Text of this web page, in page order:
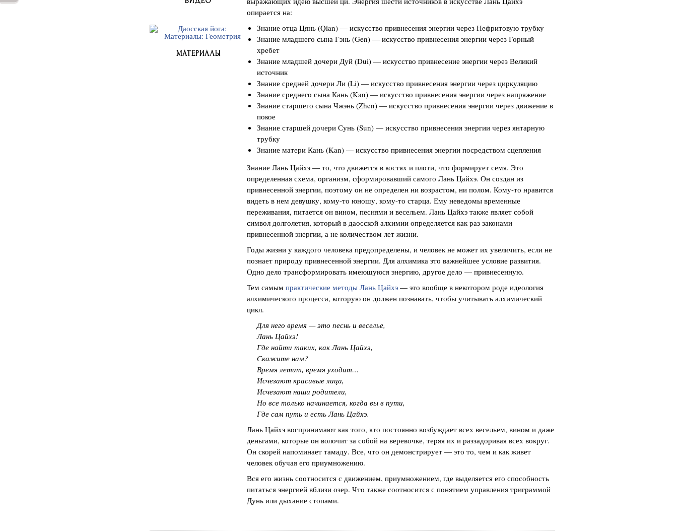
МАТЕРИАЛЫ
опирается на:
Знание отца Цянь (Qian) — искусство привнесения энергии через Нефритовую трубку
Знание младшего сына Гэнь (Gen) — искусство привнесения энергии через Горный
хребет
Знание младшей дочери Дуй (Dui) — искусство привнесение энергии через Великий
источник
Знание средней дочери Ли (Li) — искусство привнесения энергии через циркуляцию
Знание среднего сына Кань (Kan) — искусство привнесения энергии через напряжение
Знание старшего сына Чжэнь (Zhen) — искусство привнесения энергии через движение в
покое
Знание старшей дочери Сунь (Sun) — искусство привнесения энергии через янтарную
трубку
Знание матери Кань (Kan) — искусство привнесения энергии посредством сцепления
Знание Лань Цайхэ — то, что движется в костях и плоти, что формирует семя. Это
определенная схема, организм, сформировавший самого Лань Цайхэ. Он создан из
привнесенной энергии, поэтому он не определен ни возрастом, ни полом. Кому-то нравится
видеть в нем девушку, кому-то юношу, кому-то старца. Ему неведомы временные
переживания, питается он вином, песнями и весельем. Лань Цайхэ также являет собой
символ долголетия, который в даосской алхимии определяется как раз законами
привнесенной энергии, а не количеством лет жизни.
Годы жизни у каждого человека предопределены, и человек не может их увеличить, если не
познает природу привнесенной энергии. Для алхимика это важнейшее условие развития.
Одно дело трансформировать имеющуюся энергию, другое дело — привнесенную.
Тем самым практические методы Лань Цайхэ — это вообще в некотором роде идеология
алхимического процесса, которую он должен познавать, чтобы учитывать алхимический
цикл.
Для него время — это песнь и веселье,
Лань Цайхэ!
Где найти таких, как Лань Цайхэ,
Скажите нам?
Время летит, время уходит…
Исчезают красивые лица,
Исчезают наши родители,
Но все только начинается, когда вы в пути,
Где сам путь и есть Лань Цайхэ.
Лань Цайхэ воспринимают как того, кто постоянно возбуждает всех весельем, вином и даже
деньгами, которые он волочит за собой на веревочке, теряя их и раззадоривая всех вокруг.
Он скорей напоминает тамаду. Все, что он демонстрирует — это то, чем и как живет
человек обучая его приумножению.
Вся его жизнь соотносится с движением, приумножением, где выделяется его способность
питаться энергией вблизи озер. Что также соотносится с понятием управления триграммой
Дунь или дыхание стопами.